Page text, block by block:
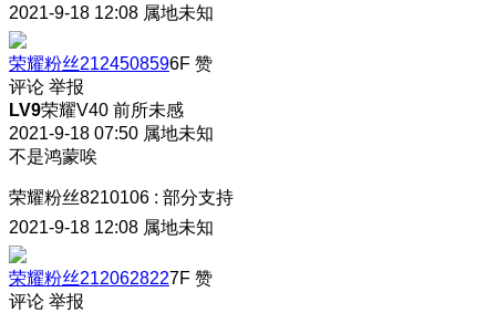
2021-9-18 12:08 属地未知
荣耀粉丝2124508596F 赞
评论 举报
LV9荣耀V40 前所未感
2021-9-18 07:50 属地未知
不是鸿蒙唉
荣耀粉丝8210106 : 部分支持
2021-9-18 12:08 属地未知
荣耀粉丝2120628227F 赞
评论 举报